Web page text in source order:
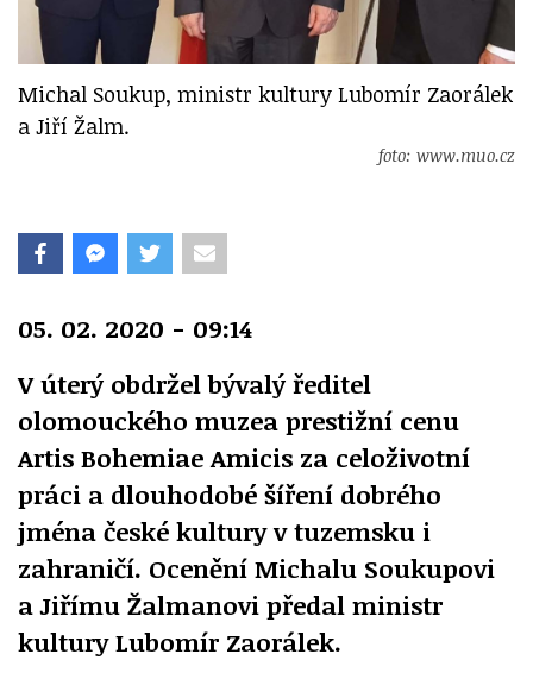
Michal Soukup, ministr kultury Lubomír Zaorálek
a Jiří Žalm.
foto: www.muo.cz
05. 02. 2020 - 09:14
V úterý obdržel bývalý ředitel
olomouckého muzea prestižní cenu
Artis Bohemiae Amicis za celoživotní
práci a dlouhodobé šíření dobrého
jména české kultury v tuzemsku i
zahraničí. Ocenění Michalu Soukupovi
a Jiřímu Žalmanovi předal ministr
kultury Lubomír Zaorálek.